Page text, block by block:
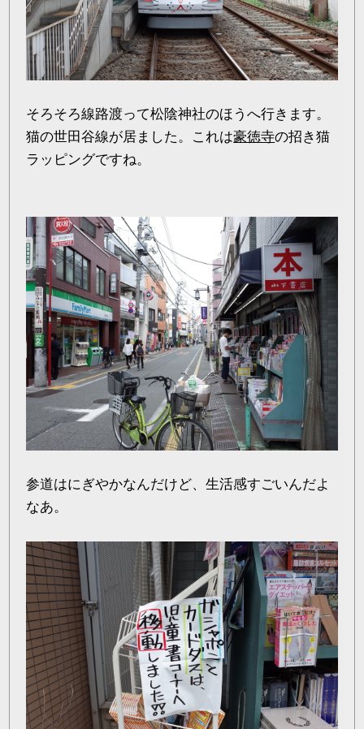
そろそろ線路渡って松陰神社のほうへ行きます。
猫の世田谷線が居ました。これは豪徳寺の招き猫
ラッピングですね。
参道はにぎやかなんだけど、生活感すごいんだよ
なあ。